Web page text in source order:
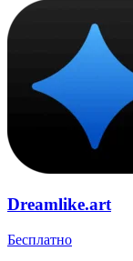
Dreamlike.art
Бесплатно